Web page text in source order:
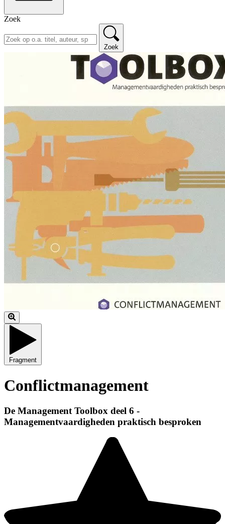
Zoek
Zoek
Fragment
Conflictmanagement
De Management Toolbox deel 6 -
Managementvaardigheden praktisch besproken